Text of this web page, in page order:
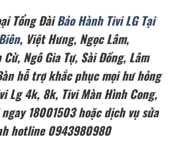
Tổng ĐàiBảo Hành Tivi LG Tại
, Việt Hưng, Ngọc Lâm,
Cừ, Ngô Gia Tự, Sài Đồng, Lâm
hỗ trợ khắc phục mọi hư hỏng
Lg 4k, 8k, Tivi Màn Hình Cong,
18001503 hoặc dịch vụ sửa
hotline 0943980980